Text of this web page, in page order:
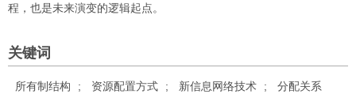
程，也是未来演变的逻辑起点。
关键词
所有制结构 ; 资源配置方式 ; 新信息网络技术 ; 分配关系